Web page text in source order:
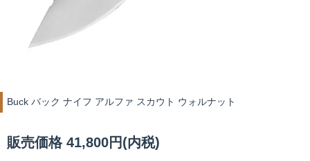
Buck バック ナイフ アルファ スカウト ウォルナット
販売価格 41,800円(内税)